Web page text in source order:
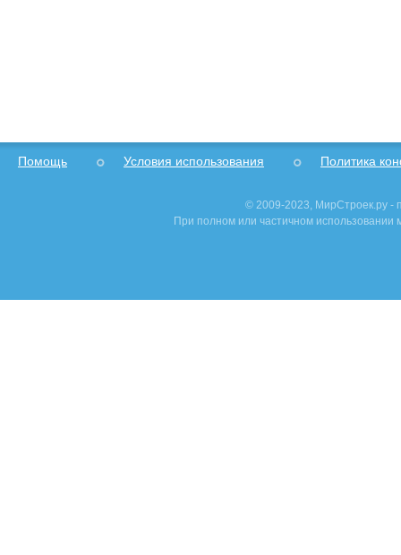
Помощь Условия использования Политика
© 2009-2023, МирСтроек.ру -
При полном или частичном использовании